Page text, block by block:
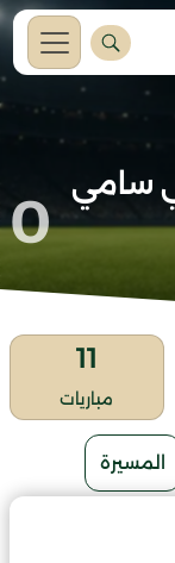
سامي
0
11
مباريات
المسيرة